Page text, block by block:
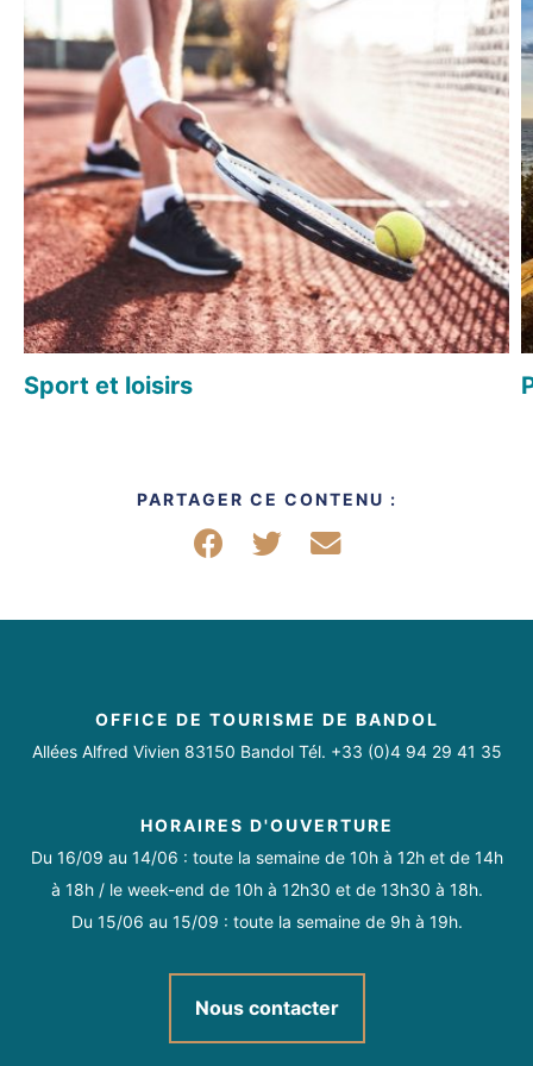
Sport et loisirs
PARTAGER CE CONTENU :
Partager sur Facebook
Partager sur Twitter
Partager par mail
OFFICE DE TOURISME DE BANDOL
Allées Alfred Vivien 83150 Bandol Tél. +33 (0)4 94 29 41 35
HORAIRES D'OUVERTURE
Du 16/09 au 14/06 : toute la semaine de 10h à 12h et de 14h
à 18h / le week-end de 10h à 12h30 et de 13h30 à 18h.
Du 15/06 au 15/09 : toute la semaine de 9h à 19h.
Nous contacter